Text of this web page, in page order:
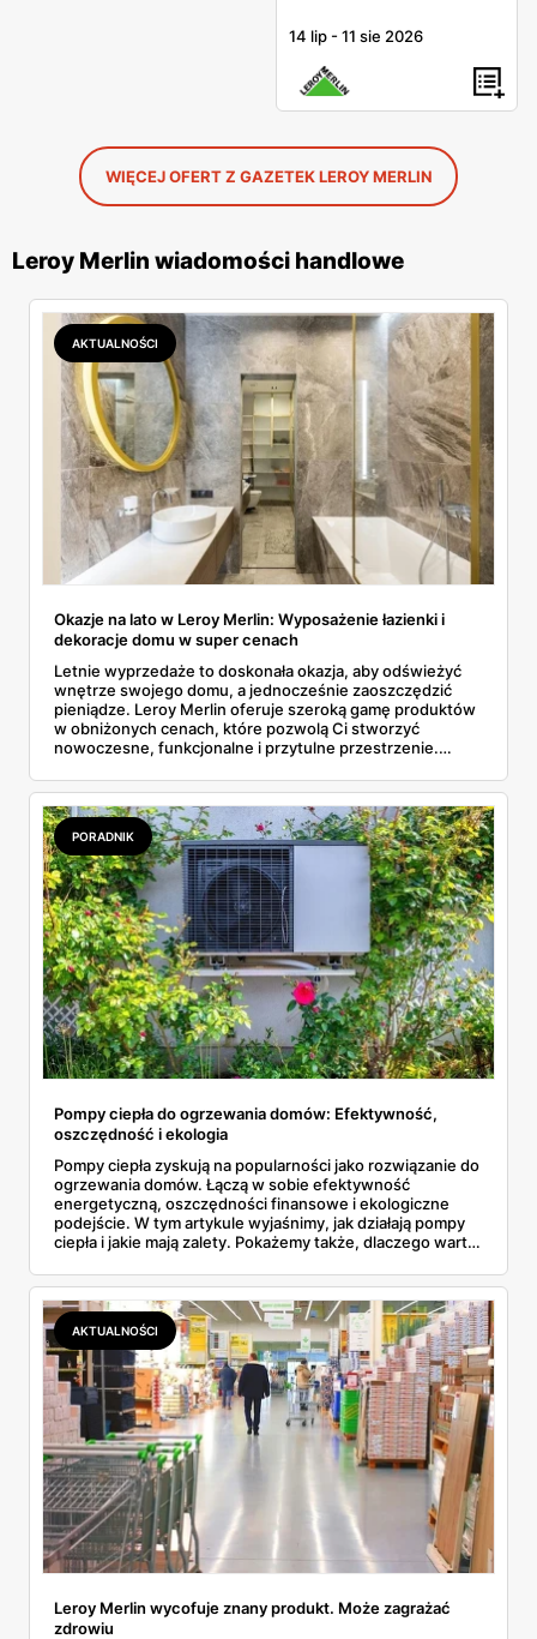
14 lip -11 sie 2026
WIĘCEJ OFERT Z GAZETEK LEROY MERLIN
Leroy Merlin wiadomości handlowe
AKTUALNOŚCI
Okazje na lato w Leroy Merlin: Wyposażenie łazienki i
dekoracje domu w super cenach
Letnie wyprzedaże to doskonała okazja, aby odświeżyć
wnętrze swojego domu, a jednocześnie zaoszczędzić
pieniądze. Leroy Merlin oferuje szeroką gamę produktów
w obniżonych cenach, które pozwolą Ci stworzyć
nowoczesne, funkcjonalne i przytulne przestrzenie.
warto rozważyć podczas tegorocznych wyprzedaży.
PORADNIK
Pompy ciepła do ogrzewania domów: Efektywność,
oszczędność i ekologia
Pompy ciepła zyskują na popularności jako rozwiązanie do
ogrzewania domów. Łączą w sobie efektywność
energetyczną, oszczędności finansowe i ekologiczne
podejście. W tym artykule wyjaśnimy, jak działają pompy
ciepła i jakie mają zalety. Pokażemy także, dlaczego warto
rosnące ceny gazu i dodatkowe oszczędności dzięki
fotowoltaice oraz plany budowy elektrowni atomowych w
Polsce.
AKTUALNOŚCI
Leroy Merlin wycofuje znany produkt. Może zagrażać
zdrowiu